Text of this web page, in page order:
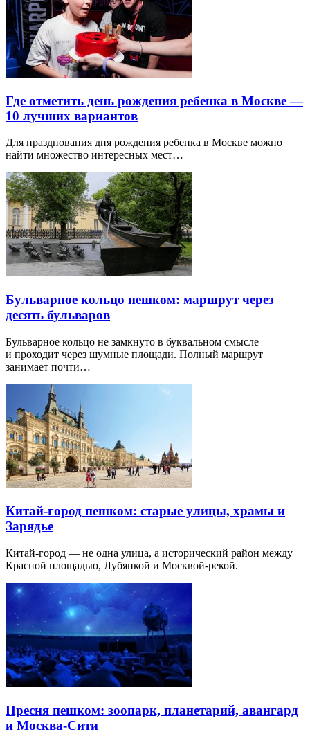
Где отметить день рождения ребенка в Москве —
10 лучших вариантов
Для празднования дня рождения ребенка в Москве можно
найти множество интересных мест…
Бульварное кольцо пешком: маршрут через
десять бульваров
Бульварное кольцо не замкнуто в буквальном смысле
и проходит через шумные площади. Полный маршрут
занимает почти…
Китай-город пешком: старые улицы, храмы и
Зарядье
Китай-город — не одна улица, а исторический район между
Красной площадью, Лубянкой и Москвой-рекой.
Пресня пешком: зоопарк, планетарий, авангард
и Москва-Сити